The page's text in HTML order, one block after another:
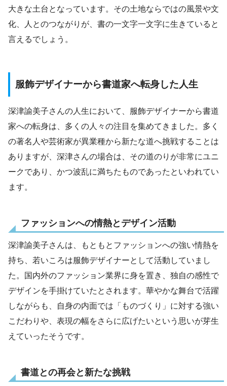
大きな土台となっています。その土地ならではの風景や文
化、人とのつながりが、書の一文字一文字に生きていると
言えるでしょう。
服飾デザイナーから書道家へ転身した人生
深津諭美子さんの人生において、服飾デザイナーから書道
家への転身は、多くの人々の注目を集めてきました。多く
の著名人や芸術家が異業種から新たな道へ挑戦することは
ありますが、深津さんの場合は、その道のりが非常にユニ
ークであり、かつ波乱に満ちたものであったといわれてい
ます。
ファッションへの情熱とデザイン活動
深津諭美子さんは、もともとファッションへの強い情熱を
持ち、若いころは服飾デザイナーとして活動していまし
た。国内外のファッション業界に身を置き、独自の感性で
デザインを手掛けていたとされます。華やかな舞台で活躍
しながらも、自身の内面では「ものづくり」に対する強い
こだわりや、表現の幅をさらに広げたいという思いが芽生
えていったそうです。
書道との再会と新たな挑戦